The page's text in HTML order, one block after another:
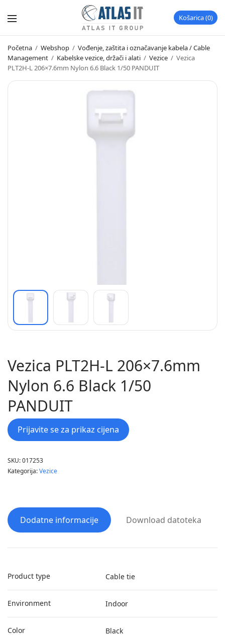
Košarica 0
Početna / Webshop / Vođenje, zaštita i označavanje kabela / Cable
Management / Kabelske vezice, držači i alati / Vezice / Vezica
PLT2H-L 206×7.6mm Nylon 6.6 Black 1/50 PANDUIT
Vezica PLT2H-L 206×7.6mm
Nylon 6.6 Black 1/50
PANDUIT
Prijavite se za prikaz cijena
SKU:017253
Kategorija:Vezice
Dodatne informacije Download datoteka
Product type Cable tie
Environment Indoor
Color Black